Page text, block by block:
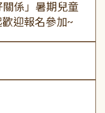
關係」暑期兒童
迎報名參加~